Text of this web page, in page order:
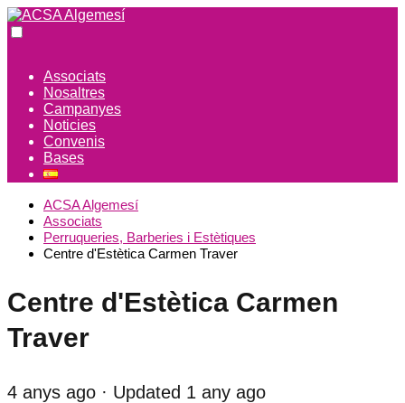
Associats
Nosaltres
Campanyes
Noticies
Convenis
Bases
ACSA Algemesí
Associats
Perruqueries, Barberies i Estètiques
Centre d'Estètica Carmen Traver
Centre d'Estètica Carmen
Traver
4 anys ago · Updated 1 any ago